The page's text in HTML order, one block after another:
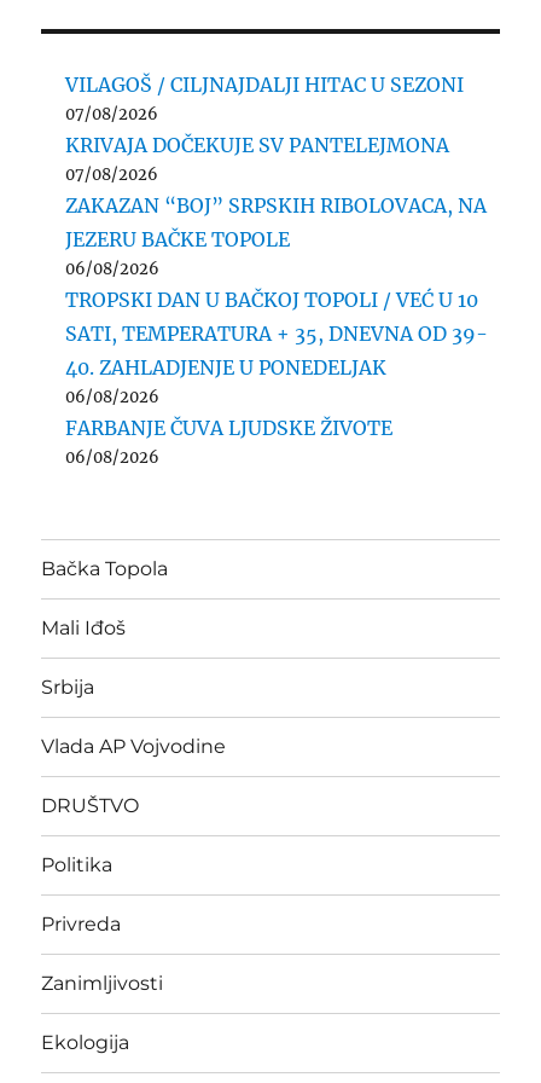
VILAGOŠ / CILJNAJDALJI HITAC U SEZONI
07/08/2026
KRIVAJA DOČEKUJE SV PANTELEJMONA
07/08/2026
ZAKAZAN “BOJ” SRPSKIH RIBOLOVACA, NA
JEZERU BAČKE TOPOLE
06/08/2026
TROPSKI DAN U BAČKOJ TOPOLI / VEĆ U 10
SATI, TEMPERATURA + 35, DNEVNA OD 39-
40. ZAHLADJENJE U PONEDELJAK
06/08/2026
FARBANJE ČUVA LJUDSKE ŽIVOTE
06/08/2026
Bačka Topola
Mali Iđoš
Srbija
Vlada AP Vojvodine
DRUŠTVO
Politika
Privreda
Zanimljivosti
Ekologija